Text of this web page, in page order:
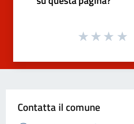
Contatta il comune